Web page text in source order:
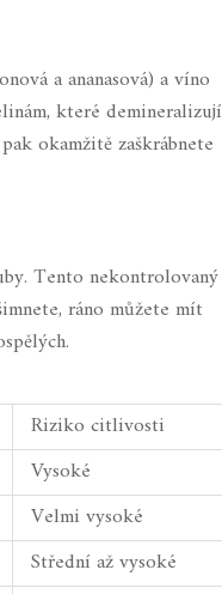
a ananasová) a víno
které demineralizují
okamžitě zaškrábnete
Tento nekontrolovaný
ráno můžete mít
Riziko citlivosti
Vysoké
Velmi vysoké
Střední až vysoké